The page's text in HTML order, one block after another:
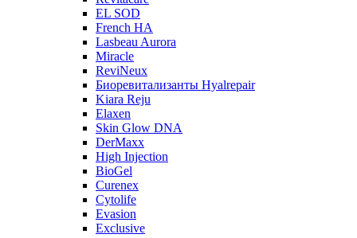
EL SOD
French HA
Lasbeau Aurora
Miracle
ReviNeux
Биоревитализанты Hyalrepair
Kiara Reju
Elaxen
Skin Glow DNA
DerMaxx
High Injection
BioGel
Curenex
Cytolife
Evasion
Exclusive